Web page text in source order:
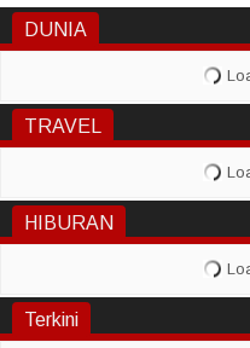
DUNIA
TRAVEL
HIBURAN
Terkini